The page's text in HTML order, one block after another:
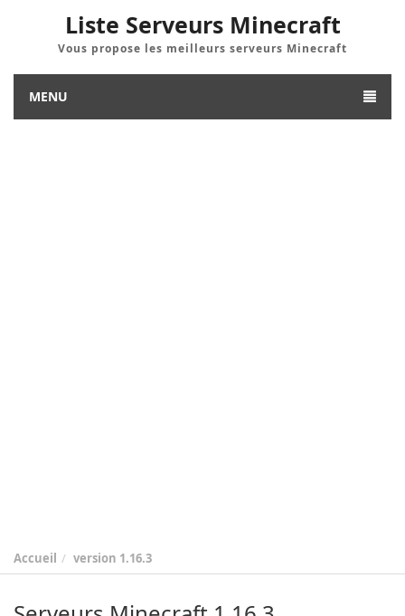
Liste Serveurs Minecraft
Vous propose les meilleurs serveurs Minecraft
MENU
Accueil version 1.16.3